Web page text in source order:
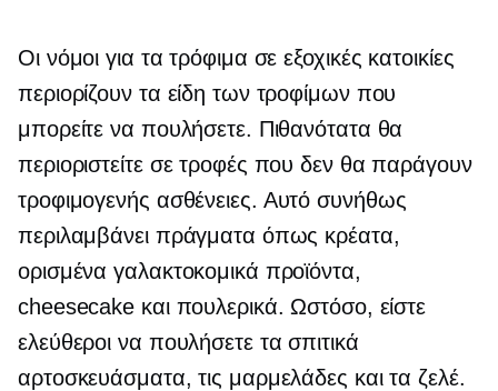
Οι νόμοι για τα τρόφιμα σε εξοχικές κατοικίες
περιορίζουν τα είδη των τροφίμων που
μπορείτε να πουλήσετε. Πιθανότατα θα
περιοριστείτε σε τροφές που δεν θα παράγουν
τροφιμογενής ασθένειες. Αυτό συνήθως
περιλαμβάνει πράγματα όπως κρέατα,
ορισμένα γαλακτοκομικά προϊόντα,
cheesecake και πουλερικά. Ωστόσο, είστε
ελεύθεροι να πουλήσετε τα σπιτικά
αρτοσκευάσματα, τις μαρμελάδες και τα ζελέ.